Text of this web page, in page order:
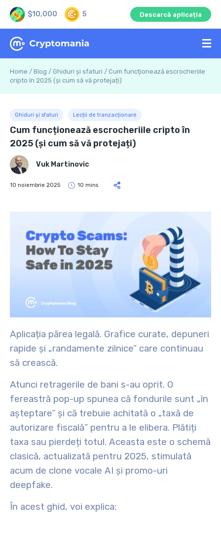
$10,000 5 Descarcă aplicația
Home / Blog / Ghiduri și sfaturi / Cum funcționează escrocheriile
cripto în 2025 (și cum să vă protejați)
Ghiduri și sfaturi Lecții de tranzacționare
Cum funcționează escrocheriile cripto în
2025 (și cum să vă protejați)
Vuk Martinovic
10 noiembrie 2025 10 mins
Aplicația părea legală. Grafice curate, depuneri
rapide și „randamente zilnice” care continuau
să crească.
Atunci retragerile de bani s-au oprit. O
fereastră pop-up spunea că fondurile sunt „în
așteptare” și că trebuie achitată o „taxă de
autorizare fiscală” pentru a le elibera. Plătiți
taxa sau pierdeți totul. Aceasta este o schemă
clasică, actualizată pentru 2025, stimulată
acum de clone vocale AI și promo-uri
deepfake.
În acest ghid, voi explica: